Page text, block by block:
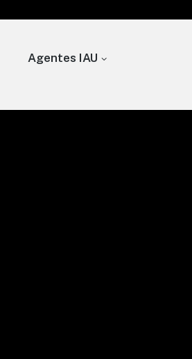
Agentes IAU